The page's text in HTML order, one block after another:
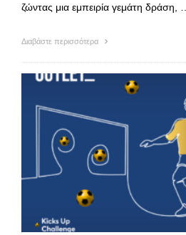
ζώντας μια εμπειρία γεμάτη δράση, …
Διαβάστε περισσότερα